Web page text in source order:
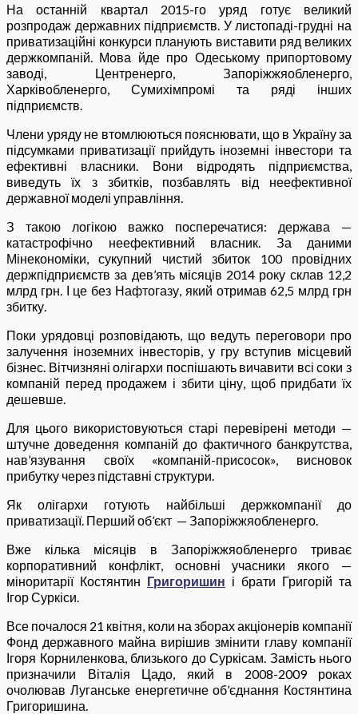
На останній квартал 2015-го уряд готує великий
розпродаж державних підприємств. У листопаді-грудні на
приватизаційні конкурси планують виставити ряд великих
держкомпаній. Мова йде про Одеському припортовому
заводі, Центренерго, Запоріжжяобленерго,
Харківобленерго, Сумихімпромі та ряді інших
підприємств.
Члени уряду не втомлюються пояснювати, що в Україну за
підсумками приватизації прийдуть іноземні інвестори та
ефективні власники. Вони відродять підприємства,
виведуть їх з збитків, позбавлять від неефективної
державної моделі управління.
З такою логікою важко посперечатися: держава —
катастрофічно неефективний власник. За даними
Мінекономіки, сукупний чистий збиток 100 провідних
держпідприємств за дев’ять місяців 2014 року склав 12,2
млрд грн. І це без Нафтогазу, який отримав 62,5 млрд грн
збитку.
Поки урядовці розповідають, що ведуть переговори про
залучення іноземних інвесторів, у гру вступив місцевий
бізнес. Вітчизняні олігархи поспішають вичавити всі соки з
компаній перед продажем і збити ціну, щоб придбати їх
дешевше.
Для цього використовуються старі перевірені методи —
штучне доведення компаній до фактичного банкрутства,
нав’язування своїх «компаній-присосок», висновок
прибутку через підставні структури.
Як олігархи готують найбільші держкомпанії до
приватизації. Перший об’єкт — Запоріжжяобленерго.
Вже кілька місяців в Запоріжжяобленерго триває
корпоративний конфлікт, основні учасники якого —
міноритарії Костянтин Григоришин і брати Григорій та
Ігор Суркіси.
Все почалося 21 квітня, коли на зборах акціонерів компанії
Фонд державного майна вирішив змінити главу компанії
Ігоря Корниленкова, близького до Суркісам. Замість нього
призначили Віталія Цадо, який в 2008-2009 роках
очолював Луганське енергетичне об’єднання Костянтина
Григоришина.